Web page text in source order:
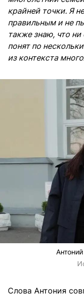
крайней точки. Я
правильным и не
также знаю, что
понят по
из контекста
Слова Антония